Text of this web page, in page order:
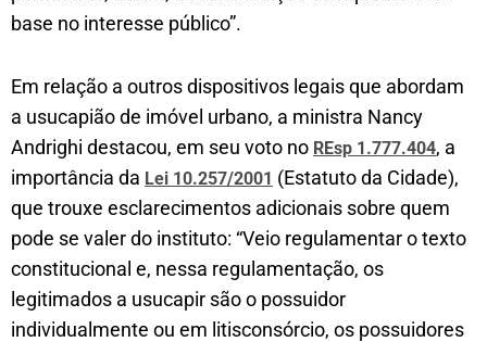
base no interesse público”.
Em relação a outros dispositivos legais que abordam
a usucapião de imóvel urbano, a ministra Nancy
Andrighi destacou, em seu voto no REsp 1.777.404, a
importância da Lei 10.257/2001 (Estatuto da Cidade),
que trouxe esclarecimentos adicionais sobre quem
pode se valer do instituto: “Veio regulamentar o texto
constitucional e, nessa regulamentação, os
legitimados a usucapir são o possuidor
individualmente ou em litisconsórcio, os possuidores